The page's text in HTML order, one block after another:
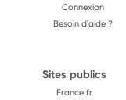
Connexion
Besoin d'aide ?
Sites publics
France.fr